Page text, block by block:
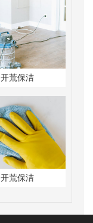
开荒保洁
开荒保洁